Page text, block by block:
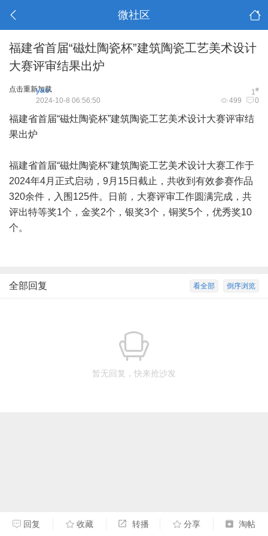
微社区
福建省首届“磁灶陶瓷杯”建筑陶瓷工艺美术设计
大赛评审结果出炉
点击重新加载 1#
yao
499 0
2024-10-8 06:56:50
福建省首届“磁灶陶瓷杯”建筑陶瓷工艺美术设计大赛评审结
果出炉
福建省首届“磁灶陶瓷杯”建筑陶瓷工艺美术设计大赛工作于
2024年4月正式启动，9月15日截止，共收到有效参赛作品
320余件，入围125件。日前，大赛评审工作圆满完成，共
评出特等奖1个，金奖2个，银奖3个，铜奖5个，优秀奖10
个。
倒序浏览
看全部
全部回复
暂无回复，快来抢沙发
回复 收藏 转播 分享 淘帖